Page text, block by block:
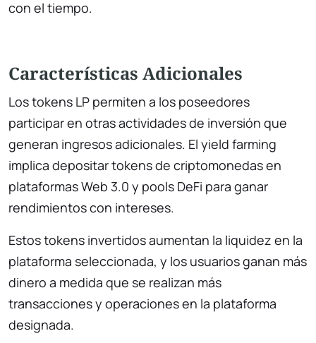
con el tiempo.
Características Adicionales
Los tokens LP permiten a los poseedores
participar en otras actividades de inversión que
generan ingresos adicionales. El yield farming
implica depositar tokens de criptomonedas en
plataformas Web 3.0 y pools DeFi para ganar
rendimientos con intereses.
Estos tokens invertidos aumentan la liquidez en la
plataforma seleccionada, y los usuarios ganan más
dinero a medida que se realizan más
transacciones y operaciones en la plataforma
designada.